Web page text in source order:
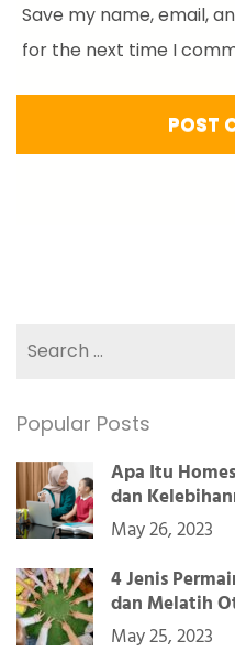
Save my name, email,
for the next time I
Popular Posts
Apa Itu
dan
May 26, 2023
4 Jenis
dan Melatih
May 25, 2023